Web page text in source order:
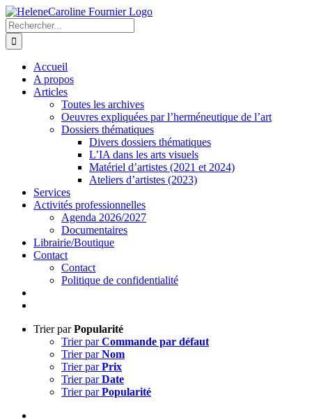
Passer
au
contenu
Rechercher:
Accueil
A propos
Articles
Toutes les archives
Oeuvres expliquées par l’herméneutique de l’art
Dossiers thématiques
Divers dossiers thématiques
L’IA dans les arts visuels
Matériel d’artistes (2021 et 2024)
Ateliers d’artistes (2023)
Services
Activités professionnelles
Agenda 2026/2027
Documentaires
Librairie/Boutique
Contact
Contact
Politique de confidentialité
Trier parPopularité
Trier parCommande par défaut
Trier parNom
Trier parPrix
Trier parDate
Trier parPopularité